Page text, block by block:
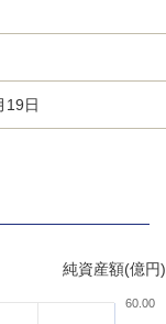
19日
純資産額(億円)
60.00